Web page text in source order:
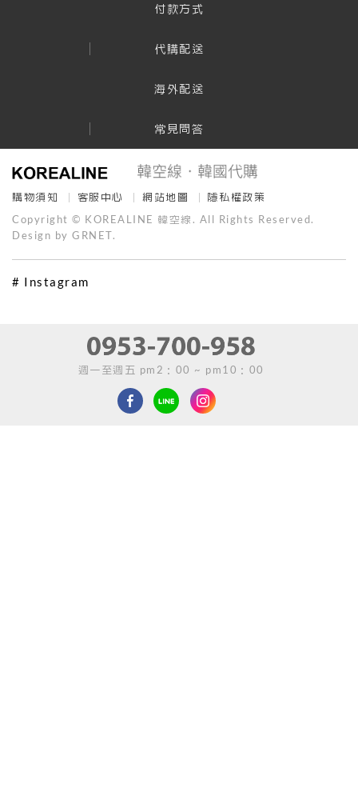
付款方式
代購配送
海外配送
常見問答
購物須知 客服中心 網站地圖
隱私權政策
Copyright © KOREALINE 韓空線. All Rights Reserved.
Design by GRNET.
# Instagram
週一至週五 pm2：00 ~ pm10：00